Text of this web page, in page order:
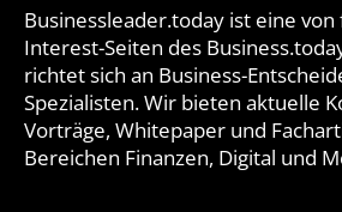
Businessleader.today ist eine von
Interest-Seiten des
richtet sich an Business-
Spezialisten. Wir bieten aktuelle
Vorträge, Whitepaper und
Bereichen Finanzen, Digital und